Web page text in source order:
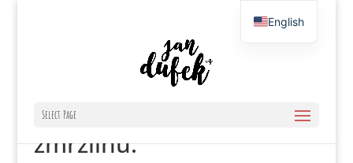
Select Page
Fjodor Ivanovič si kupuje
zmrzlinu.
English